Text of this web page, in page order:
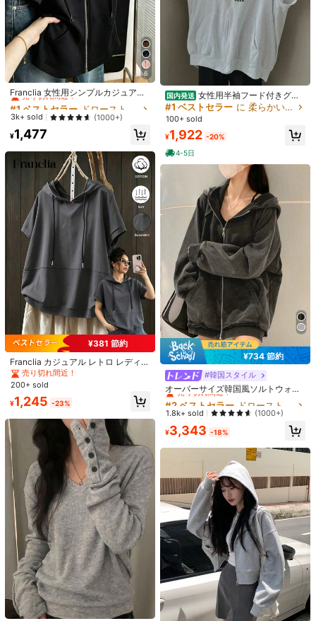
お届け先 Japan
送料無料
500 ポイント 付与遅延
お届け予定日:
8月13日
3日間配達 : 土日祝日を除く
返品無料
安全な支払い · プライバシー保護
Sold by & Ships from: en Shengmua
製品詳細
素材:
ポリエステル
組成:
100% コットン
en Shengmua
Local Seller
12 フォロワー
12 フォロワー
4.22 12 フォロワー
4.22 12 フォロワー
o***9が1日前
にフォローしました
4.22
12 フォロワー
4.22 12 フォロワー
4.22 12 フォロワー
12 フォロワー
4.22 12 フォロワー
4.22 12 フォロワー
4.22 12 フォロワー
448 件が最近販売されました
フォロー すべての商品
あなたにおすすめの商品
おすすめ アパレルアクセサリー アンダーウェア＆ルームウェア
#9 ベストセラー マット ジェルネイルポリッシュ
6
Franclia 女性用シンプルカジュアル
フード付き半袖スウェットシャツ
#1 ベストセラー ドローストリング レディーススウェットシャツ
売り切れ間近！
#1 ベストセラー
売り切れ間近！
#1 ベストセラー
売り切れ間近！
#1 ベストセラー ドローストリング レディーススウェットシャツ
売り切れ間近！
3k+ sold (1000+)
¥1,477
¥381 節約
Franclia カジュアル レトロ レディー
ス コットン ルーズ 半袖 ドロースト
リング スウェットシャツ、春、夏、
ェットシャツ、卒業、通勤、休日、
バケーション
売り切れ間近！
200+ sold
¥1,245 -23%
国内発送 女性用半袖フード付きグレ
ースウェットシャツ - 【韓国風ファ
ッション】 - ゆったりフィット、ジ
ッパー前開き＆レタープリント - 軽
量・通気性良好 - 春夏秋通勤・日常
用アウター
#1 ベストセラー に 柔らかい レディーススウェットシャツ＆パーカー
100+ sold
¥1,922 -20%
4-5日
¥734 節約
#韓国スタイル
オーバーサイズ韓国風ソルトウォッ
シュフーデッドスウェットシャツ レ
ディース、カジュアル&スポーテ
ィ、長袖トップス ブラック 春
#2 ベストセラー
売り切れ間近！
#2 ベストセラー
売り切れ間近！
#2 ベストセラー
売り切れ間近！
#2 ベストセラー ドローストリング レディーススウェットシャツ
売り切れ間近！
1.8k+ sold (1000+)
¥3,343 -18%